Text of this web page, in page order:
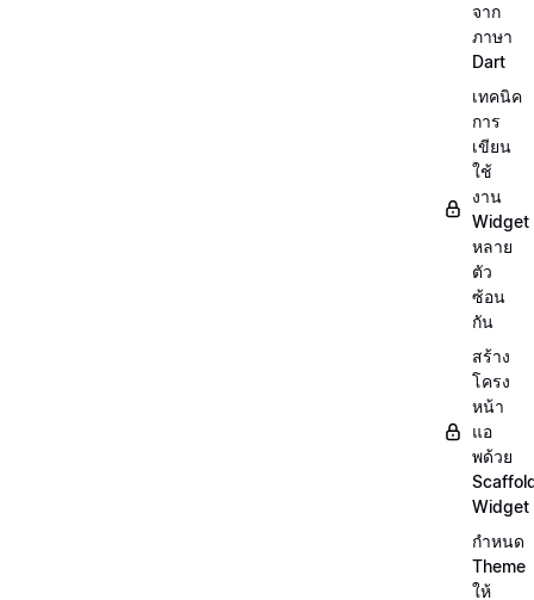
จาก
ภาษา
Dart
เทคนิค
การ
เขียน
ใช้
งาน
Widget
หลาย
ตัว
ซ้อน
กัน
สร้าง
โครง
หน้า
แอ
พด้วย
Widget
กำหนด
Theme
ให้